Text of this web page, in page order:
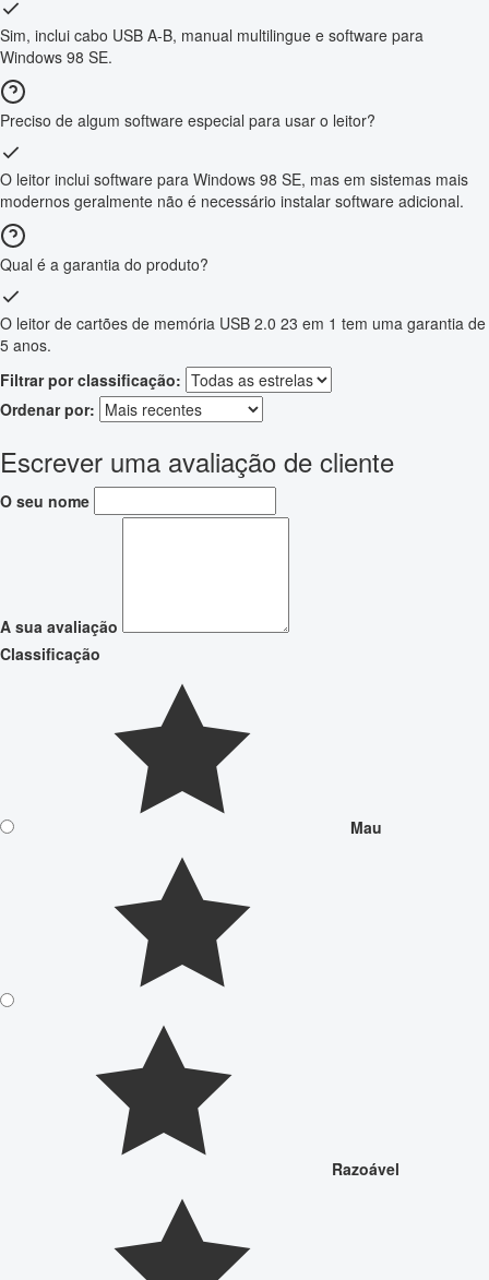
Sim, inclui cabo USB A-B, manual multilingue e software para
Windows 98 SE.
Preciso de algum software especial para usar o leitor?
O leitor inclui software para Windows 98 SE, mas em sistemas mais
modernos geralmente não é necessário instalar software adicional.
Qual é a garantia do produto?
O leitor de cartões de memória USB 2.0 23 em 1 tem uma garantia de
5 anos.
Filtrar por classificação:
Ordenar por:
Escrever uma avaliação de cliente
O seu nome
A sua avaliação
Classificação
Mau
Razoável